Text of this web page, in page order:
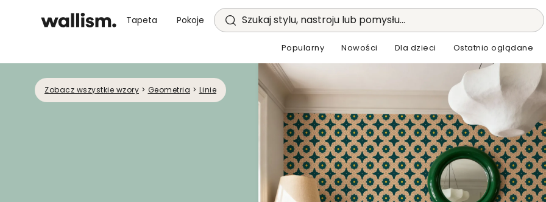
Tapeta Pokoje Szukaj stylu, nastroju lub pomysłu...
Popularny Nowości Dla dzieci Ostatnio oglądane
Zobacz wszystkie wzory > Geometria > Linie